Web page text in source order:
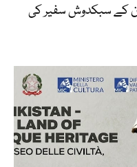
کے سبکدوش سفیر کی